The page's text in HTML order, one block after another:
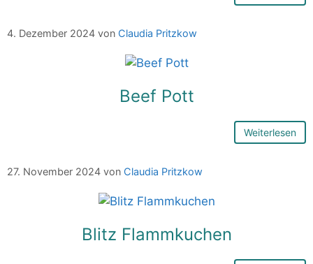
4. Dezember 2024 von Claudia Pritzkow
Beef Pott
Weiterlesen
27. November 2024 von Claudia Pritzkow
Blitz Flammkuchen